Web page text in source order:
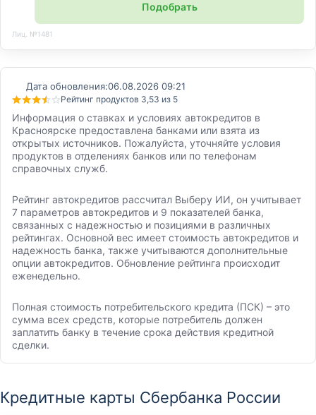
Подобрать
Лиц. №1481
Дата обновления:06.08.2026 09:21
Рейтинг продуктов 3,53 из 5
Информация о ставках и условиях автокредитов в
Красноярске предоставлена банками или взята из
открытых источников. Пожалуйста, уточняйте условия
продуктов в отделениях банков или по телефонам
справочных служб.
Рейтинг автокредитов рассчитал Выберу ИИ, он учитывает
7 параметров автокредитов и 9 показателей банка,
связанных с надежностью и позициями в различных
рейтингах. Основной вес имеет стоимость автокредитов и
надежность банка, также учитываются дополнительные
опции автокредитов. Обновление рейтинга происходит
еженедельно.
Полная стоимость потребительского кредита (ПСК) – это
сумма всех средств, которые потребитель должен
заплатить банку в течение срока действия кредитной
сделки.
Кредитные карты Сбербанка России